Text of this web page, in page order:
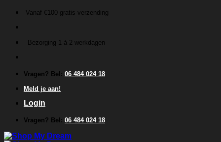
inhoud
Vanaf €100 gratis verzending
Bezorging 1 á 2 werkdagen
Vragen? Bel: 06 484 024 18
Meld je aan!
Login
Vragen? Bel: 06 484 024 18